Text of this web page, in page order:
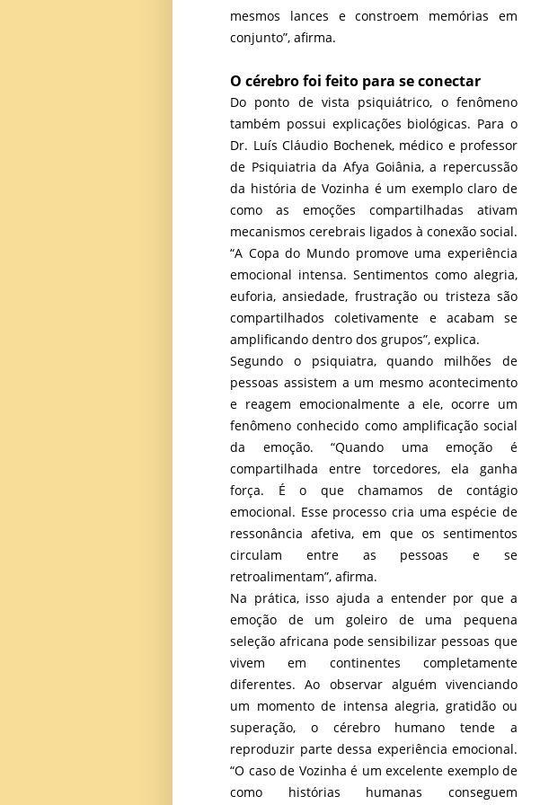
mesmos lances e constroem memórias em
conjunto”, afirma.
O cérebro foi feito para se conectar
Do ponto de vista psiquiátrico, o fenômeno
também possui explicações biológicas. Para o
Dr. Luís Cláudio Bochenek, médico e professor
de Psiquiatria da Afya Goiânia, a repercussão
da história de Vozinha é um exemplo claro de
como as emoções compartilhadas ativam
mecanismos cerebrais ligados à conexão social.
“A Copa do Mundo promove uma experiência
emocional intensa. Sentimentos como alegria,
euforia, ansiedade, frustração ou tristeza são
compartilhados coletivamente e acabam se
amplificando dentro dos grupos”, explica.
Segundo o psiquiatra, quando milhões de
pessoas assistem a um mesmo acontecimento
e reagem emocionalmente a ele, ocorre um
fenômeno conhecido como amplificação social
da emoção. “Quando uma emoção é
compartilhada entre torcedores, ela ganha
força. É o que chamamos de contágio
emocional. Esse processo cria uma espécie de
ressonância afetiva, em que os sentimentos
circulam entre as pessoas e se
retroalimentam”, afirma.
Na prática, isso ajuda a entender por que a
emoção de um goleiro de uma pequena
seleção africana pode sensibilizar pessoas que
vivem em continentes completamente
diferentes. Ao observar alguém vivenciando
um momento de intensa alegria, gratidão ou
superação, o cérebro humano tende a
reproduzir parte dessa experiência emocional.
“O caso de Vozinha é um excelente exemplo de
como histórias humanas conseguem